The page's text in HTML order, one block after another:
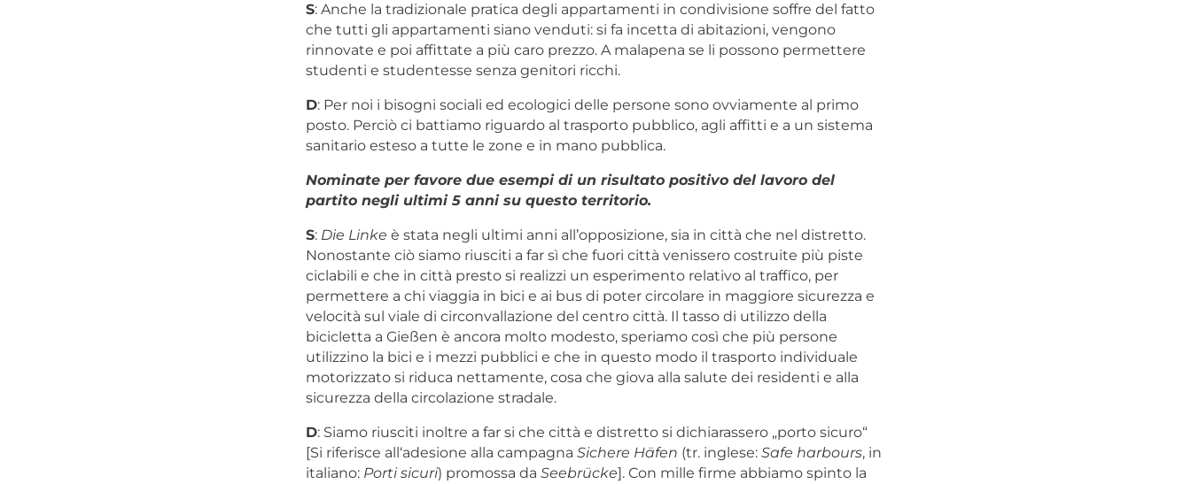
S: Anche la tradizionale pratica degli appartamenti in condivisione soffre del fatto
che tutti gli appartamenti siano venduti: si fa incetta di abitazioni, vengono
rinnovate e poi affittate a più caro prezzo. A malapena se li possono permettere
studenti e studentesse senza genitori ricchi.
D: Per noi i bisogni sociali ed ecologici delle persone sono ovviamente al primo
posto. Perciò ci battiamo riguardo al trasporto pubblico, agli affitti e a un sistema
sanitario esteso a tutte le zone e in mano pubblica.
Nominate per favore due esempi di un risultato positivo del lavoro del
partito negli ultimi 5 anni su questo territorio.
S: Die Linke è stata negli ultimi anni all’opposizione, sia in città che nel distretto.
Nonostante ciò siamo riusciti a far sì che fuori città venissero costruite più piste
ciclabili e che in città presto si realizzi un esperimento relativo al traffico, per
permettere a chi viaggia in bici e ai bus di poter circolare in maggiore sicurezza e
velocità sul viale di circonvallazione del centro città. Il tasso di utilizzo della
bicicletta a Gießen è ancora molto modesto, speriamo così che più persone
utilizzino la bici e i mezzi pubblici e che in questo modo il trasporto individuale
motorizzato si riduca nettamente, cosa che giova alla salute dei residenti e alla
sicurezza della circolazione stradale.
D: Siamo riusciti inoltre a far si che città e distretto si dichiarassero „porto sicuro“
[Si riferisce all‘adesione alla campagna Sichere Häfen (tr. inglese: Safe harbours, in
italiano: Porti sicuri) promossa da Seebrücke]. Con mille firme abbiamo spinto la